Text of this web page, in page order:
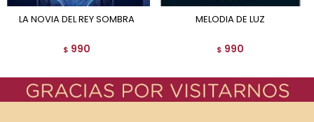
LA NOVIA DEL REY SOMBRA
$ 990
MELODIA DE LUZ
$ 990